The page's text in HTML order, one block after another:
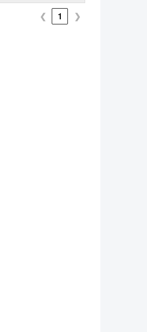
❮ 1 ❯